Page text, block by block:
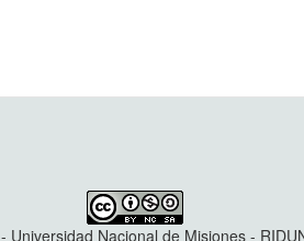
Universidad Nacional de Misiones -